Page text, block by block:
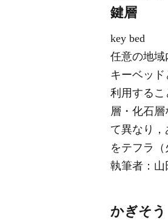
鍵層
key bed
任意の地
キーベッ
利用するこ
層・化石
て異なり
をテフラ
執筆者： 山
かぎそう